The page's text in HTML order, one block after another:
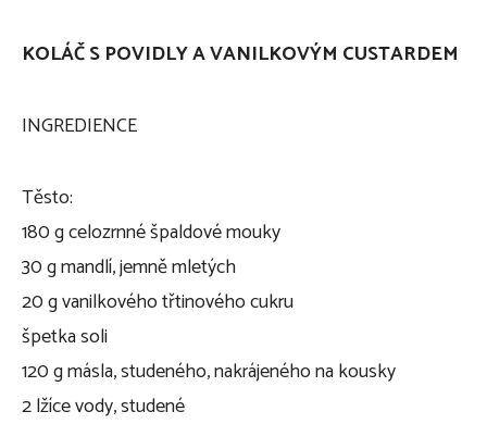
KOLÁČ S POVIDLY A VANILKOVÝM CUSTARDEM
INGREDIENCE
Těsto:
180 g celozrnné špaldové mouky
30 g mandlí, jemně mletých
20 g vanilkového třtinového cukru
špetka soli
120 g másla, studeného, nakrájeného na kousky
2 lžíce vody, studené